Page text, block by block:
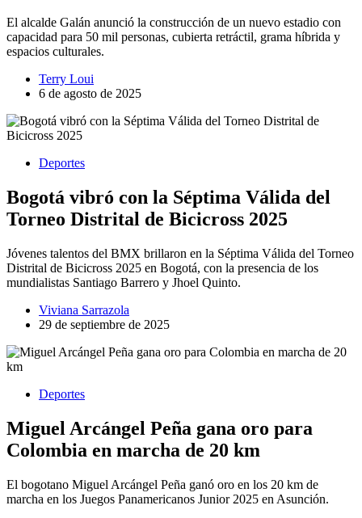
El alcalde Galán anunció la construcción de un nuevo estadio con
capacidad para 50 mil personas, cubierta retráctil, grama híbrida y
espacios culturales.
Terry Loui
6 de agosto de 2025
Deportes
Bogotá vibró con la Séptima Válida del
Torneo Distrital de Bicicross 2025
Jóvenes talentos del BMX brillaron en la Séptima Válida del Torneo
Distrital de Bicicross 2025 en Bogotá, con la presencia de los
mundialistas Santiago Barrero y Jhoel Quinto.
Viviana Sarrazola
29 de septiembre de 2025
Deportes
Miguel Arcángel Peña gana oro para
Colombia en marcha de 20 km
El bogotano Miguel Arcángel Peña ganó oro en los 20 km de
marcha en los Juegos Panamericanos Junior 2025 en Asunción.